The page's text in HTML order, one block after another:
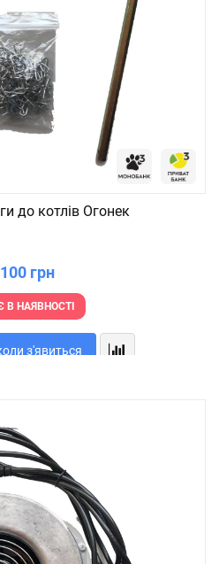
до котлів Огонек
грн
В НАЯВНОСТІ
з'явиться